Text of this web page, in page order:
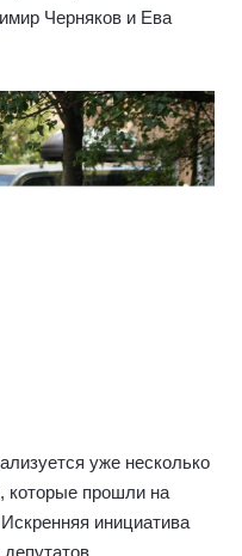
Черняков и Ева
уже несколько
которые прошли на
инициатива